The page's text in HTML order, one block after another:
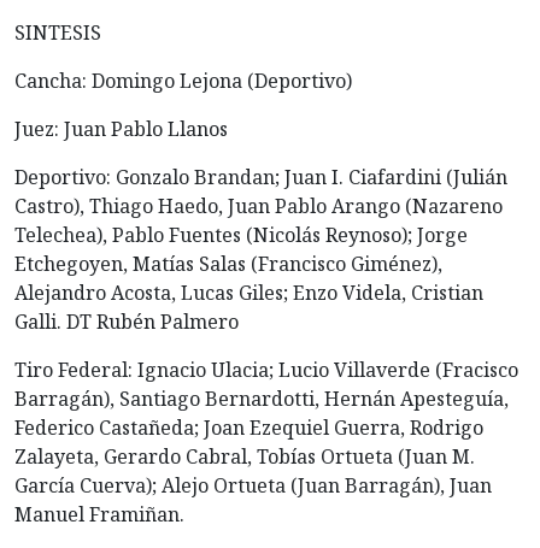
SINTESIS
Cancha: Domingo Lejona (Deportivo)
Juez: Juan Pablo Llanos
Deportivo: Gonzalo Brandan; Juan I. Ciafardini (Julián
Castro), Thiago Haedo, Juan Pablo Arango (Nazareno
Telechea), Pablo Fuentes (Nicolás Reynoso); Jorge
Etchegoyen, Matías Salas (Francisco Giménez),
Alejandro Acosta, Lucas Giles; Enzo Videla, Cristian
Galli. DT Rubén Palmero
Tiro Federal: Ignacio Ulacia; Lucio Villaverde (Fracisco
Barragán), Santiago Bernardotti, Hernán Apesteguía,
Federico Castañeda; Joan Ezequiel Guerra, Rodrigo
Zalayeta, Gerardo Cabral, Tobías Ortueta (Juan M.
García Cuerva); Alejo Ortueta (Juan Barragán), Juan
Manuel Framiñan.